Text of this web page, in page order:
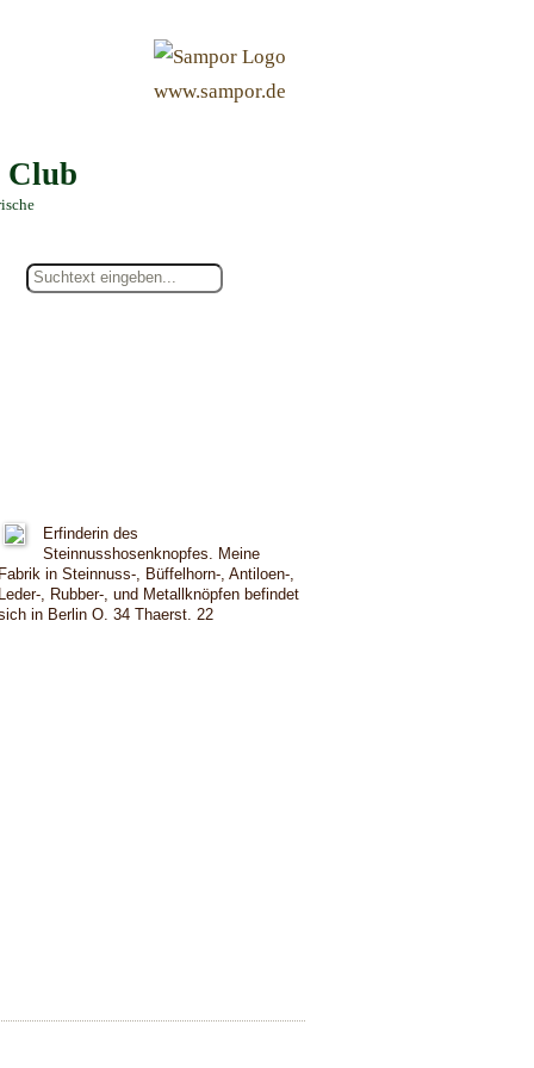
Club
www.sampor.de
Erfinderin des
Steinnusshosenknopfes. Meine
in Steinnuss-, Büffelhorn-, Antiloen-,
, Rubber-, und Metallknöpfen befindet
in Berlin O. 34 Thaerst. 22